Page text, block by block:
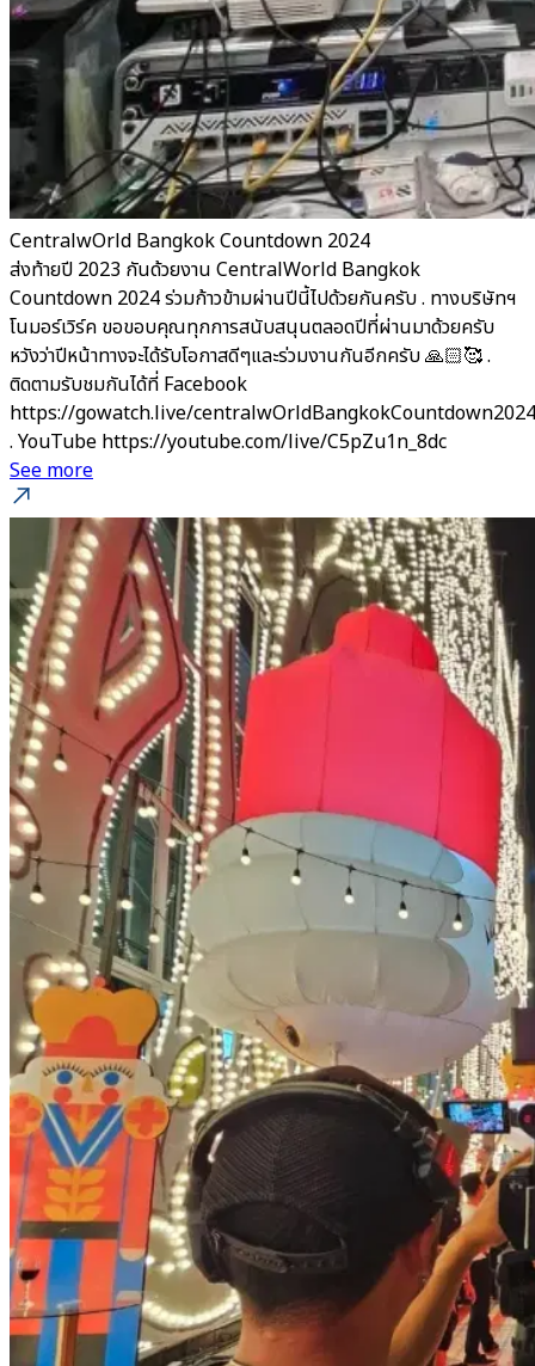
CentralwOrld Bangkok Countdown 2024
ส่งท้ายปี 2023 กันด้วยงาน CentralWorld Bangkok
Countdown 2024 ร่วมก้าวข้ามผ่านปีนี้ไปด้วยกันครับ . ทางบริษัทฯ
โนมอร์เวิร์ค ขอขอบคุณทุกการสนับสนุนตลอดปีที่ผ่านมาด้วยครับ
หวังว่าปีหน้าทางจะได้รับโอกาสดีๆและร่วมงานกันอีกครับ 🙏🏻🥰 .
ติดตามรับชมกันได้ที่ Facebook
https://gowatch.live/centralwOrldBangkokCountdown2024
. YouTube https://youtube.com/live/C5pZu1n_8dc
See more